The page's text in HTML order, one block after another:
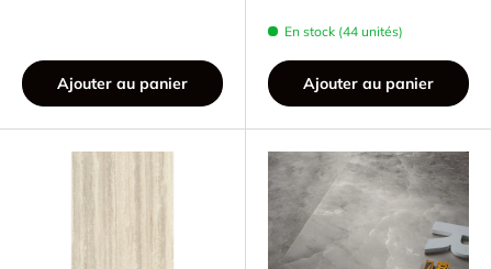
Ajouter au panier
En stock (44 unités)
Ajouter au panier